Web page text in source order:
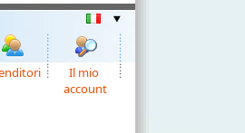
Il mio
account